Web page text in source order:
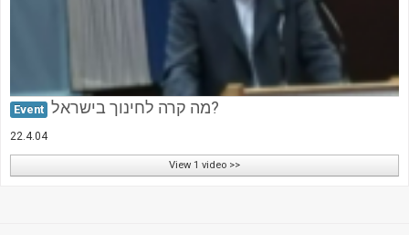
Event מה קרה לחינוך בישראל?
22.4.04
View 1 video >>